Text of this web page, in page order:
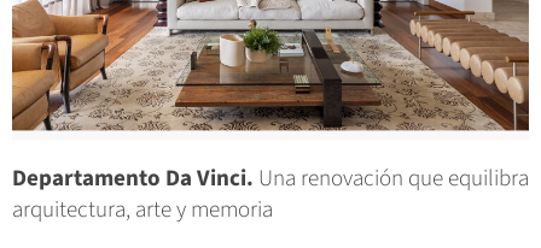
Departamento Da Vinci. Una renovación que equilibra
arquitectura, arte y memoria